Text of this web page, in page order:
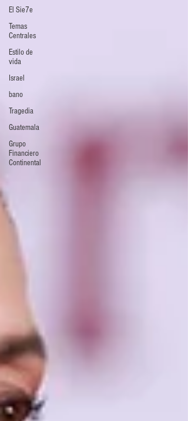
El Sie7e
Temas
Centrales
Estilo de
vida
Israel
bano
Tragedia
Guatemala
Grupo
Financiero
Continental